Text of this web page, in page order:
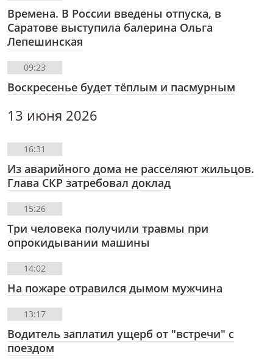
Времена. В России введены отпуска, в
Саратове выступила балерина Ольга
Лепешинская
09:23
Воскресенье будет тёплым и пасмурным
13 июня 2026
16:31
Из аварийного дома не расселяют жильцов.
Глава СКР затребовал доклад
15:26
Три человека получили травмы при
опрокидывании машины
14:02
На пожаре отравился дымом мужчина
13:17
Водитель заплатил ущерб от "встречи" с
поездом